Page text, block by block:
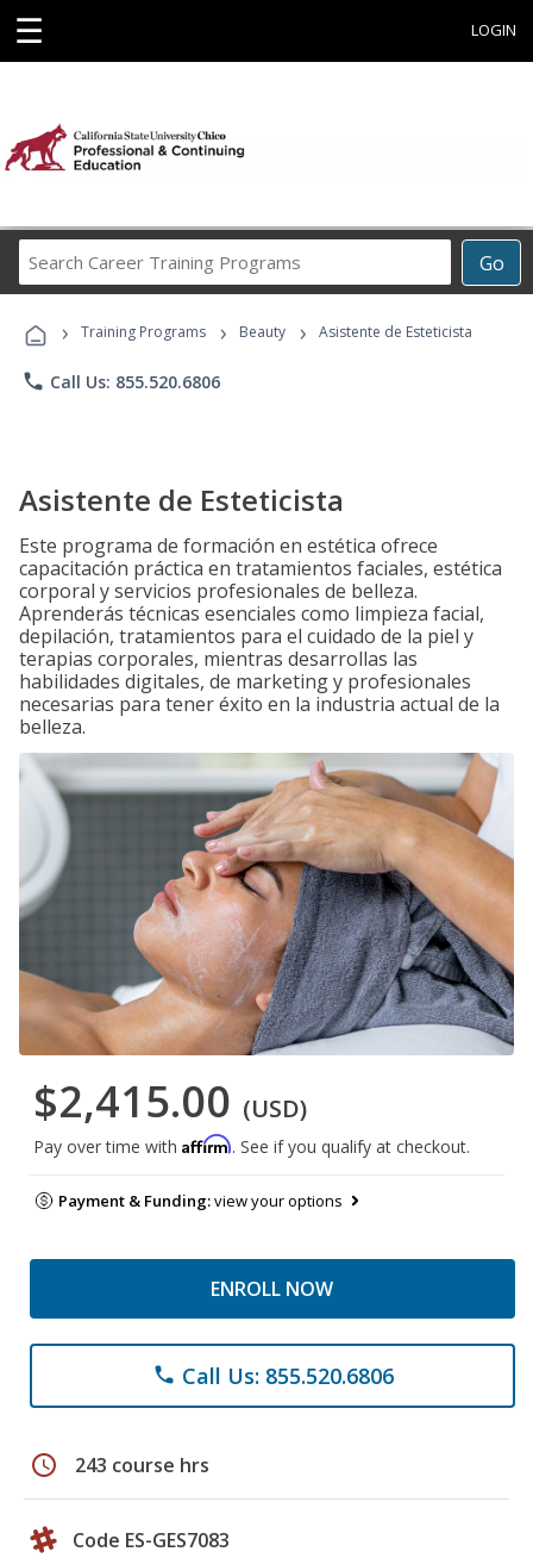
☰ LOGIN
Go
Career
Programs
› Training Programs › Beauty › Asistente de Esteticista
phone Call Us: 855.520.6806
Asistente de Esteticista
Este programa de formación en estética ofrece
capacitación práctica en tratamientos faciales, estética
corporal y servicios profesionales de belleza.
Aprenderás técnicas esenciales como limpieza facial,
depilación, tratamientos para el cuidado de la piel y
terapias corporales, mientras desarrollas las
habilidades digitales, de marketing y profesionales
necesarias para tener éxito en la industria actual de la
belleza.
$2,415.00 (USD)
Pay over time with Affirm. See if you qualify at checkout.
Payment & Funding:view your options
ENROLL NOW
phone Call Us: 855.520.6806
schedule 243 course hrs
Code ES-GES7083